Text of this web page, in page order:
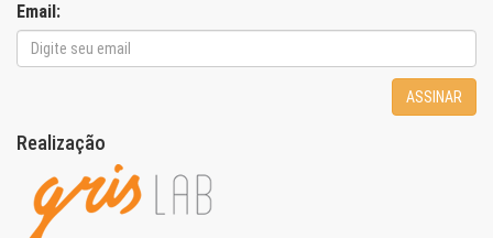
Email:
ASSINAR
Realização